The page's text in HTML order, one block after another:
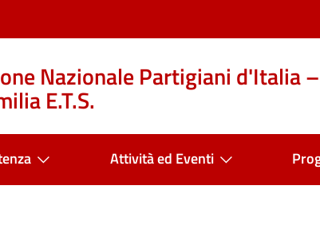
Nazionale Partigiani d'Italia –
E.T.S.
Attività ed Eventi